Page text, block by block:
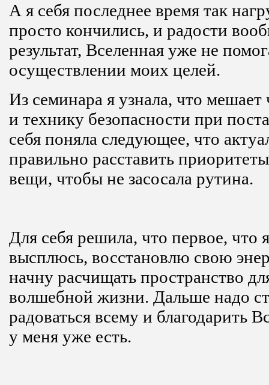
А я себя последнее время так
просто кончились, и радости
результат, Вселенная уже не
осуществлении моих целей.
Из семинара я узнала, что мешает
и технику безопасности при
себя поняла следующее, что
правильно расставить
вещи, чтобы не засосала рутина.
Для себя решила, что первое, что
высплюсь, восстановлю свою
начну расчищать пространство
волшебной жизни. Дальше надо
радоваться всему и благодарить
у меня уже есть.